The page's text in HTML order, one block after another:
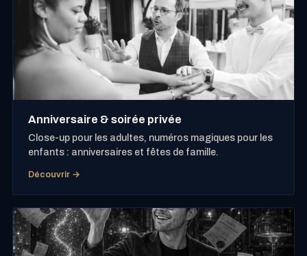
Anniversaire & soirée privée
Close-up pour les adultes, numéros magiques pour les
enfants : anniversaires et fêtes de famille.
Découvrir →